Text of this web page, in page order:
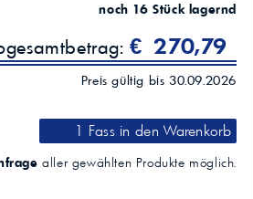
noch 16 Stück lagernd
€ 270,79
Preis gültig bis 30.09.2026
1 Fassin den Warenkorb
aller gewählten Produkte möglich.